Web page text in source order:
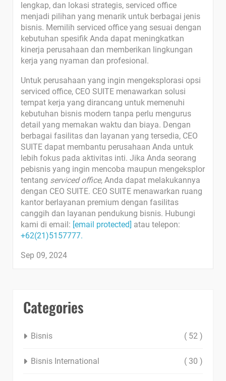
lengkap, dan lokasi strategis, serviced office
menjadi pilihan yang menarik untuk berbagai jenis
bisnis. Memilih serviced office yang sesuai dengan
kebutuhan spesifik Anda dapat meningkatkan
kinerja perusahaan dan memberikan lingkungan
kerja yang nyaman dan profesional.
Untuk perusahaan yang ingin mengeksplorasi opsi
serviced office, CEO SUITE menawarkan solusi
tempat kerja yang dirancang untuk memenuhi
kebutuhan bisnis modern tanpa perlu mengurus
detail yang memakan waktu dan biaya. Dengan
berbagai fasilitas dan layanan yang tersedia, CEO
SUITE dapat membantu perusahaan Anda untuk
lebih fokus pada aktivitas inti. Jika Anda seorang
pebisnis yang ingin mencoba maupun mengeksplor
tentang serviced office, Anda dapat melakukannya
dengan CEO SUITE. CEO SUITE menawarkan ruang
kantor berlayanan premium dengan fasilitas
canggih dan layanan pendukung bisnis. Hubungi
kami di email: [email protected] atau telepon:
+62(21)5157777.
Sep 09, 2024
Categories
Bisnis ( 52 )
Bisnis International ( 30 )